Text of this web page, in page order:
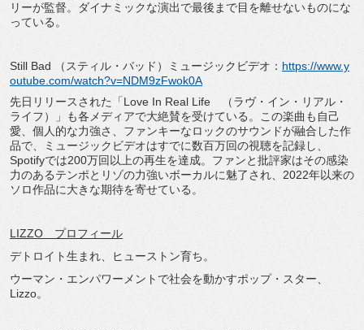
リーが監督。ダイナミックな演出で最後まで目を離せないものにな
っている。
Still Bad （スティル・バッド）ミュージックビデオ： https://www.y
outube.com/watch?v=NDM9zFwok0A
先日リリースされた「Love In Real Life （ラヴ・イン・リアル・
ライフ）」も各メディアで大絶賛を受けている。この楽曲も自己
愛、個人的な力強さ、ファンキーなロックのサウンドが融合した作
品で、ミュージックビデオはすでに数百万回の視聴を記録し、
Spotifyでは200万回以上の再生を達成。ファンと批評家はその感染
力のあるテンポとリゾの力強いボーカルに魅了され、2022年以来の
ソロ作品に大きな期待を寄せている。
LIZZO プロフィール
デトロイト生まれ、ヒューストン育ち。
ウーマン・エンパワーメントで社会を動かすポップ・スター、
Lizzo。